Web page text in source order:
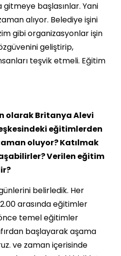
başlasınlar. Yani
alıyor. Belediye işini
gibi organizasyonlar işin
geliştirip,
teşvik etmeli. Eğitim
olarak Britanya Alevi
eğitimlerden
oluyor? Katılmak
Verilen eğitim
belirledik. Her
arasında eğitimler
temel eğitimler
başlayarak aşama
ve zaman içerisinde